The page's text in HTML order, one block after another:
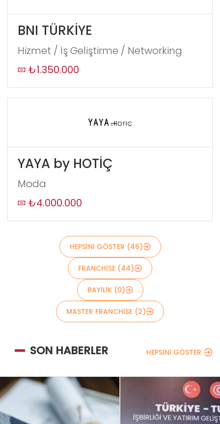
leave
this
field
blank
GÖNDER
BNI TÜRKİYE
Hizmet / İş Geliştirme / Networking
₺1.350.000
YAYA by HOTİÇ
Moda
₺4.000.000
HEPSİNİ GÖSTER (46)
FRANCHISE (44)
BAYİLİK (0)
MASTER FRANCHİSE (2)
SON HABERLER HEPSİNİ GÖSTER